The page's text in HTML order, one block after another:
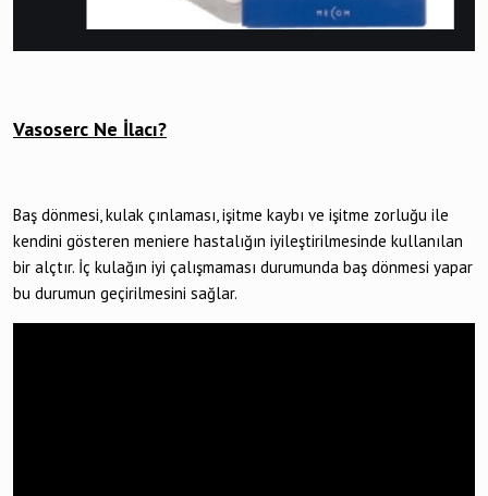
Vasoserc Ne İlacı?
Baş dönmesi, kulak çınlaması, işitme kaybı ve işitme zorluğu ile
kendini gösteren meniere hastalığın iyileştirilmesinde kullanılan
bir alçtır. İç kulağın iyi çalışmaması durumunda baş dönmesi yapar
bu durumun geçirilmesini sağlar.